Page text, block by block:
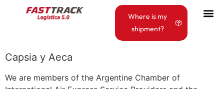
Where is my
shipment?
Capsia y Aeca
We are members of the Argentine Chamber of